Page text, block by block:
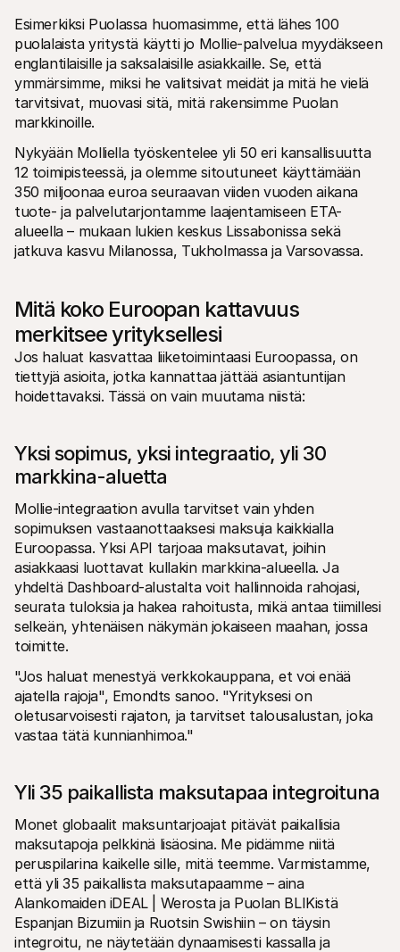
Esimerkiksi Puolassa huomasimme, että lähes 100
puolalaista yritystä käytti jo Mollie-palvelua myydäkseen
englantilaisille ja saksalaisille asiakkaille. Se, että
ymmärsimme, miksi he valitsivat meidät ja mitä he vielä
tarvitsivat, muovasi sitä, mitä rakensimme Puolan
markkinoille.
Nykyään Molliella työskentelee yli 50 eri kansallisuutta
12 toimipisteessä, ja olemme sitoutuneet käyttämään
350 miljoonaa euroa seuraavan viiden vuoden aikana
tuote- ja palvelutarjontamme laajentamiseen ETA-
alueella – mukaan lukien keskus Lissabonissa sekä
jatkuva kasvu Milanossa, Tukholmassa ja Varsovassa.
Mitä koko Euroopan kattavuus
merkitsee yrityksellesi
Jos haluat kasvattaa liiketoimintaasi Euroopassa, on
tiettyjä asioita, jotka kannattaa jättää asiantuntijan
hoidettavaksi. Tässä on vain muutama niistä:
Yksi sopimus, yksi integraatio, yli 30
markkina-aluetta
Mollie-integraation avulla tarvitset vain yhden
sopimuksen vastaanottaaksesi maksuja kaikkialla
Euroopassa. Yksi API tarjoaa maksutavat, joihin
asiakkaasi luottavat kullakin markkina-alueella. Ja
yhdeltä Dashboard-alustalta voit hallinnoida rahojasi,
seurata tuloksia ja hakea rahoitusta, mikä antaa tiimillesi
selkeän, yhtenäisen näkymän jokaiseen maahan, jossa
toimitte.
"Jos haluat menestyä verkkokauppana, et voi enää
ajatella rajoja", Emondts sanoo. "Yrityksesi on
oletusarvoisesti rajaton, ja tarvitset talousalustan, joka
vastaa tätä kunnianhimoa."
Yli 35 paikallista maksutapaa integroituna
Monet globaalit maksuntarjoajat pitävät paikallisia
maksutapoja pelkkinä lisäosina. Me pidämme niitä
peruspilarina kaikelle sille, mitä teemme. Varmistamme,
että yli 35 paikallista maksutapaamme – aina
Alankomaiden iDEAL | Werosta ja Puolan BLIKistä
Espanjan Bizumiin ja Ruotsin Swishiin – on täysin
integroitu, ne näytetään dynaamisesti kassalla ja